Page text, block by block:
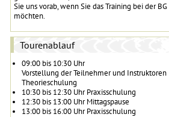
Sie uns vorab, wenn Sie das Training bei der
möchten.
Tourenablauf
09:00 bis 10:30 Uhr
Vorstellung der Teilnehmer und Instruktoren
Theorieschulung
10:30 bis 12:30 Uhr Praxisschulung
12:30 bis 13:00 Uhr Mittagspause
13:00 bis 16:00 Uhr Praxisschulung